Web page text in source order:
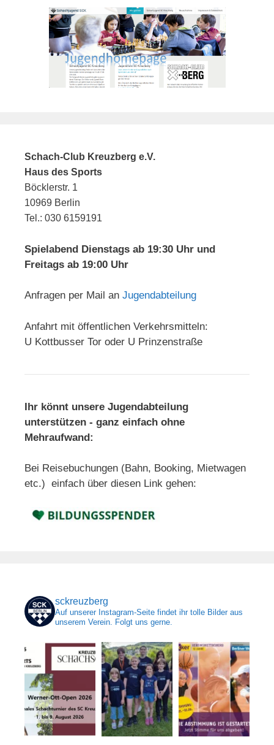
Schach-Club Kreuzberg e.V.
Haus des Sports
Böcklerstr. 1
10969 Berlin
Tel.: 030 6159191
Spielabend Dienstags ab 19:30 Uhr und
Freitags ab 19:00 Uhr
Anfragen per Mail an Jugendabteilung
Anfahrt mit öffentlichen Verkehrsmitteln:
U Kottbusser Tor oder U Prinzenstraße
Ihr könnt unsere Jugendabteilung
unterstützen - ganz einfach ohne
Mehraufwand:
Bei Reisebuchungen (Bahn, Booking, Mietwagen
etc.) einfach über diesen Link gehen:
sckreuzberg
Auf unserer Instagram-Seite findet ihr tolle Bilder aus
unserem Verein. Folgt uns gerne.